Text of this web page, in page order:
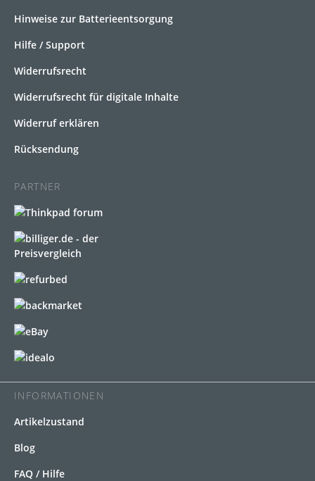
Hinweise zur Batterieentsorgung
Hilfe / Support
Widerrufsrecht
Widerrufsrecht für digitale Inhalte
Widerruf erklären
Rücksendung
PARTNER
INFORMATIONEN
Artikelzustand
Blog
FAQ / Hilfe